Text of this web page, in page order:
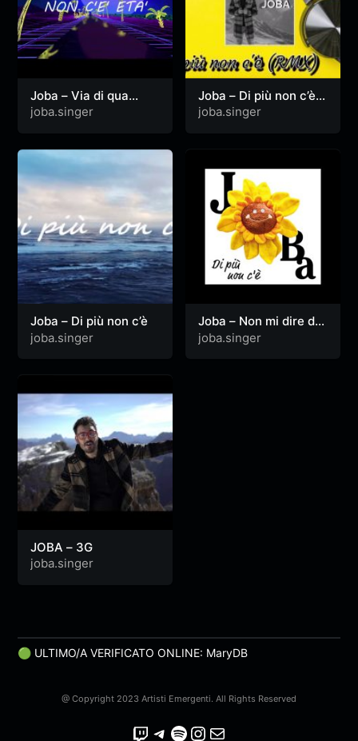
Joba – Via di qua
(Lyric Video)
joba.singer
Joba – Di più non c’è
(Dj Dinaro RMX)
joba.singer
Joba – Di più non c’è
joba.singer
Joba – Non mi dire di
no
joba.singer
JOBA – 3G
joba.singer
🟢 ULTIMO/A VERIFICATO ONLINE: MaryDB
@ Copyright 2023 Artisti Emergenti. All Rights Reserved
Twitch Telegram Spotify Instagram Email